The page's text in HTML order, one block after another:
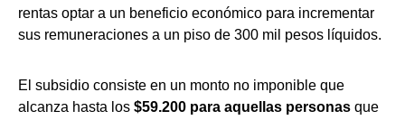
rentas optar a un beneficio económico para incrementar
sus remuneraciones a un piso de 300 mil pesos líquidos.
El subsidio consiste en un monto no imponible que
alcanza hasta los $59.200 para aquellas personas que